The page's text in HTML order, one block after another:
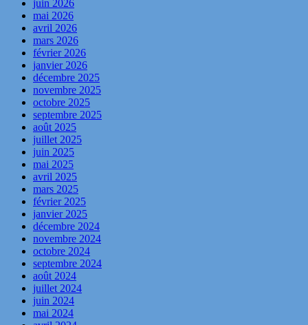
juin 2026
mai 2026
avril 2026
mars 2026
février 2026
janvier 2026
décembre 2025
novembre 2025
octobre 2025
septembre 2025
août 2025
juillet 2025
juin 2025
mai 2025
avril 2025
mars 2025
février 2025
janvier 2025
décembre 2024
novembre 2024
octobre 2024
septembre 2024
août 2024
juillet 2024
juin 2024
mai 2024